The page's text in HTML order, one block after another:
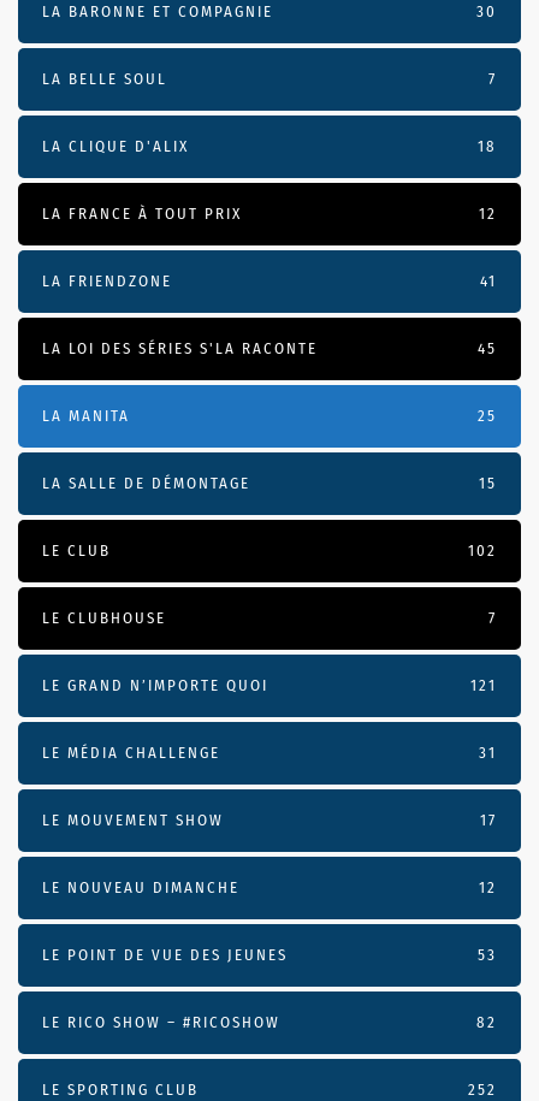
LA BARONNE ET COMPAGNIE 30
LA BELLE SOUL 7
LA CLIQUE D'ALIX 18
LA FRANCE À TOUT PRIX 12
LA FRIENDZONE 41
LA LOI DES SÉRIES S'LA RACONTE 45
LA MANITA 25
LA SALLE DE DÉMONTAGE 15
LE CLUB 102
LE CLUBHOUSE 7
LE GRAND N’IMPORTE QUOI 121
LE MÉDIA CHALLENGE 31
LE MOUVEMENT SHOW 17
LE NOUVEAU DIMANCHE 12
LE POINT DE VUE DES JEUNES 53
LE RICO SHOW – #RICOSHOW 82
LE SPORTING CLUB 252